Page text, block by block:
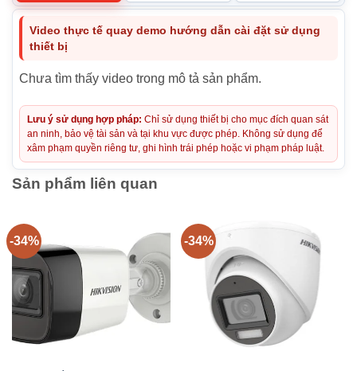
Video thực tế quay demo hướng dẫn cài đặt sử dụng
thiết bị
Chưa tìm thấy video trong mô tả sản phẩm.
Lưu ý sử dụng hợp pháp: Chỉ sử dụng thiết bị cho mục đích quan sát
an ninh, bảo vệ tài sản và tại khu vực được phép. Không sử dụng để
xâm phạm quyền riêng tư, ghi hình trái phép hoặc vi phạm pháp luật.
Sản phẩm liên quan
-34% -34%